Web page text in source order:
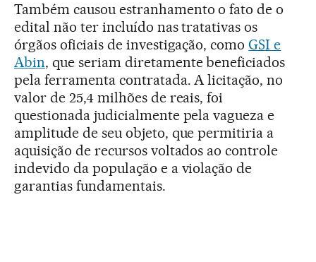
Também causou estranhamento o fato de o
edital não ter incluído nas tratativas os
órgãos oficiais de investigação, comoGSI e
Abin, que seriam diretamente beneficiados
pela ferramenta contratada. A licitação, no
valor de 25,4 milhões de reais, foi
questionada judicialmente pela vagueza e
amplitude de seu objeto, que permitiria a
aquisição de recursos voltados ao controle
indevido da população e a violação de
garantias fundamentais.